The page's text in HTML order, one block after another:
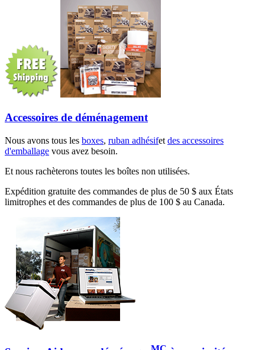
Accessoires de déménagement
Nous avons tous les boxes, ruban adhésifet des accessoires
d'emballage vous avez besoin.
Et nous rachèterons toutes les boîtes non utilisées.
Expédition gratuite des commandes de plus de 50 $ aux États
limitrophes et des commandes de plus de 100 $ au Canada.